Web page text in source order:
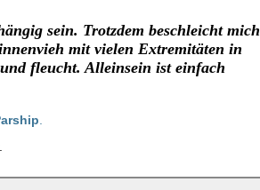
sein. Trotzdem beschleicht mich
mit vielen Extremitäten in
fleucht. Alleinsein ist einfach